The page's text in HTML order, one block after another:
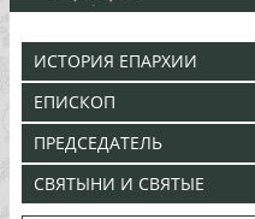
ИСТОРИЯ ЕПАРХИИ
ЕПИСКОП
ПРЕДСЕДАТЕЛЬ
СВЯТЫНИ И СВЯТЫЕ